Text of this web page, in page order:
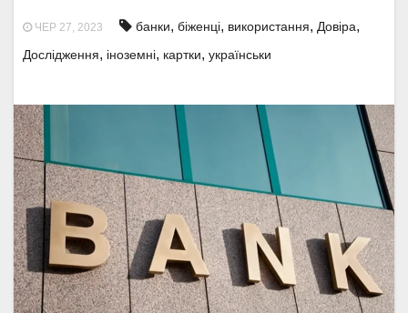
ЧЕР 27, 2023 банки, біженці, використання, Довіра,
Дослідження, іноземні, картки, українськи